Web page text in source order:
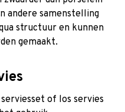
andere samenstelling
structuur en kunnen
gemaakt.
of los servies